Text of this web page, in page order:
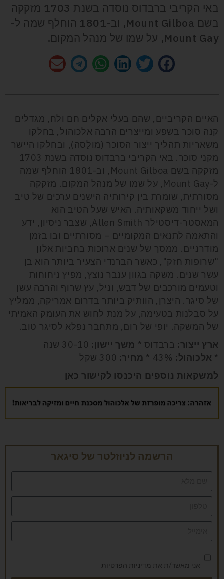
באי הקריבי ברבדוס נוסדה בשנת 1703 מזקקה
בשם Mount Gilboa, וב-1801 הוחלף שמה ל-
Mount Gay, על שמו של מנהל המקום.
האיים הקריביים, שהם בעלי אקלים חם ולח, מגדלים
קנה סוכר בשפע ומייצרים הרבה אלכוהול, בחלקו
משאריות תהליך ייצור הסוכר (מולַסה), ובחלקו היישר
מקני סוכר. באי הקריבי ברבדוס נוסדה בשנת 1703
מזקקה בשם Mount Gilboa
, וב-1801 הוחלף שמה
ל-Mount Gay, על שמו של מנהל המקום. מזקקה
מסורתית, שומרת בין קירותיה הישנים ערכים של טיב
ושל ייחוד משקאותיה. האיש שעל הטיב הוא
המאסטר-דיסטילר Allen Smith, שצבר ניסיון, ידע
והתאמה לתנאים המקומיים – מסורתיים ובו בזמן
מודרניים. ממסך של שנים ארוכות בחביות אלון
"שרופות חזק", כאשר הברנדי הצעיר ביותר הוא בן
עשר שנים. משקה בגוון ענבר נוצץ, מפיץ ניחוחות
וטעמים מורכבים של דבש, וניל, עץ שרוף והרבה עשן
של סיגר. היצרן, הוותיק ביותר בדרום אמריקה, ממליץ
על סבלנות בטעימה, על מנת לחוש את העומק האמיתי
של המשקה. יופי של רום, מתחבר נפלא לסיגר טוב.
ארץ ייצור: ברבדוס * משך יישון:
30-10 שנה
* אלכוהול: מחיר:
למשקאות נוספים היכנסו לקישור כאן
הרשמה לניוזלטר של סיגאר
אני מאשר/ת את מדיניות הפרטיות